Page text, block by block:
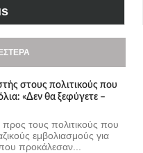
στους πολιτικούς που
«Δεν θα ξεφύγετε –
τους πολιτικούς που
εμβολιασμούς για
προκάλεσαν...